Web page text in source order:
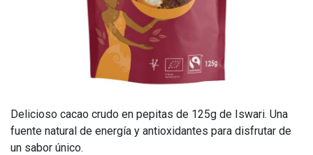
Delicioso cacao crudo en pepitas de 125g de Iswari. Una
fuente natural de energía y antioxidantes para disfrutar de
un sabor único.